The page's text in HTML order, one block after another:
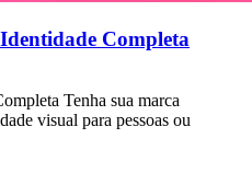
Completa
Tenha sua marca
visual para pessoas ou